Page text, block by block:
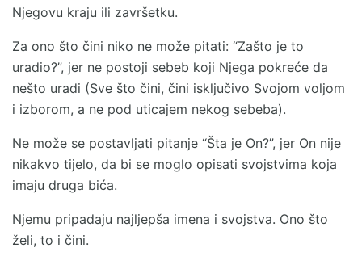
Njegovu kraju ili završetku.
Za ono što čini niko ne može pitati: “Zašto je to
uradio?”, jer ne postoji sebeb koji Njega pokreće da
nešto uradi (Sve što čini, čini isključivo Svojom voljom
i izborom, a ne pod uticajem nekog sebeba).
Ne može se postavljati pitanje “Šta je On?”, jer On nije
nikakvo tijelo, da bi se moglo opisati svojstvima koja
imaju druga bića.
Njemu pripadaju najljepša imena i svojstva. Ono što
želi, to i čini.